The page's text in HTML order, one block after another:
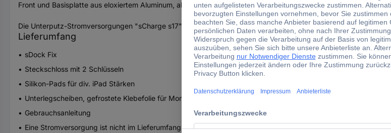
Front und Basisplatte aus eloxiertem Aluminum, alle anderen Teile aus hochwertigen, teilweise verstärkten
Die Unterputz-Stromversorgungen "sCharge s17" und "s24 L 12W sCharge Lightning" bieten dazu optional
Lieferumfang
sDock Fix
Steckschloss mit 2 Schlüsseln
Silikon-Pads für div. iPad Stärken
Unterlegscheiben, gefrostete Klebefolie für Montage auf Glasflächen
Gebrauchsanleitung
Eine Stromversorgung ist nicht im Lieferumfang enthalten.